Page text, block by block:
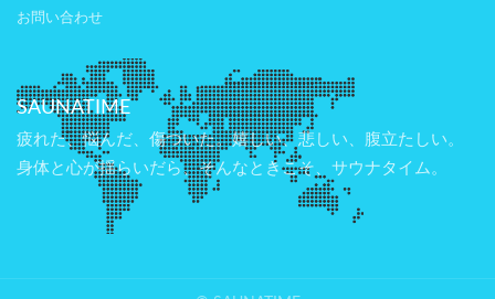
お問い合わせ
SAUNATIME
疲れた、悩んだ、傷ついた。嬉しい、悲しい、腹立たしい。
身体と心が揺らいだら、そんなときこそ、サウナタイム。